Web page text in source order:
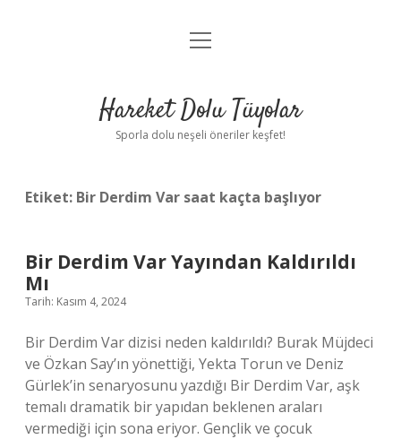
Anasayfa
Yasal Uyarı
menüyü
Hareket Dolu Tüyolar
Sporla dolu neşeli öneriler keşfet!
Etiket: Bir Derdim Var saat kaçta başlıyor
Bir Derdim Var Yayından Kaldırıldı
Mı
Tarih: Kasım 4, 2024
Bir Derdim Var dizisi neden kaldırıldı? Burak Müjdeci
ve Özkan Say’ın yönettiği, Yekta Torun ve Deniz
Gürlek’in senaryosunu yazdığı Bir Derdim Var, aşk
temalı dramatik bir yapıdan beklenen araları
vermediği için sona eriyor. Gençlik ve çocuk